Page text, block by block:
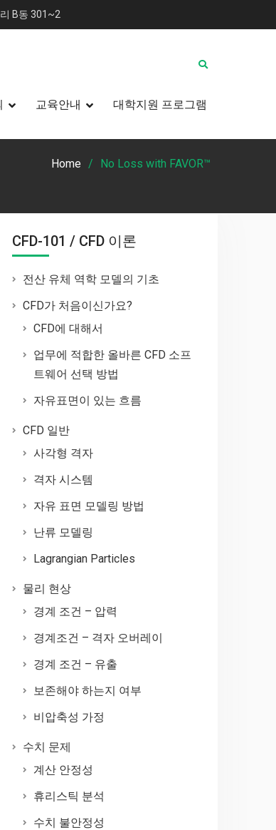
B동 301~2
교육안내 대학지원 프로그램
Home No Loss with FAVOR™
CFD-101 / CFD 이론
전산 유체 역학 모델의 기초
CFD가 처음이신가요?
CFD에 대해서
업무에 적합한 올바른 CFD 소프
트웨어 선택 방법
자유표면이 있는 흐름
CFD 일반
사각형 격자
격자 시스템
자유 표면 모델링 방법
난류 모델링
Lagrangian Particles
물리 현상
경계 조건 – 압력
경계조건 – 격자 오버레이
경계 조건 – 유출
보존해야 하는지 여부
비압축성 가정
수치 문제
계산 안정성
휴리스틱 분석
수치 불안정성